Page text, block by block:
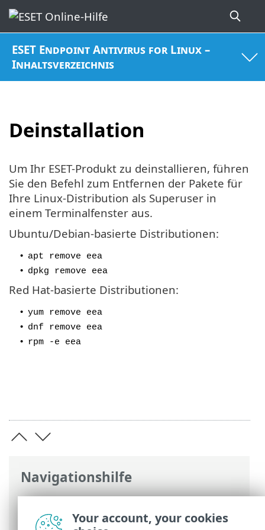
ESET Endpoint Antivirus for Linux –
Inhaltsverzeichnis
Deinstallation
Navigationshilfe
ESET Online-Hilfe>ESET Endpoint
Antivirus for Linux>Installation>
Um Ihr ESET-Produkt zu deinstallieren, führen
Sie den Befehl zum Entfernen der Pakete für
Ihre Linux-Distribution als Superuser in
einem Terminalfenster aus.
Ubuntu/Debian-basierte Distributionen:
• apt remove eea
• dpkg remove eea
Red Hat-basierte Distributionen:
• yum remove eea
• dnf remove eea
• rpm -e eea
Your account, your cookies